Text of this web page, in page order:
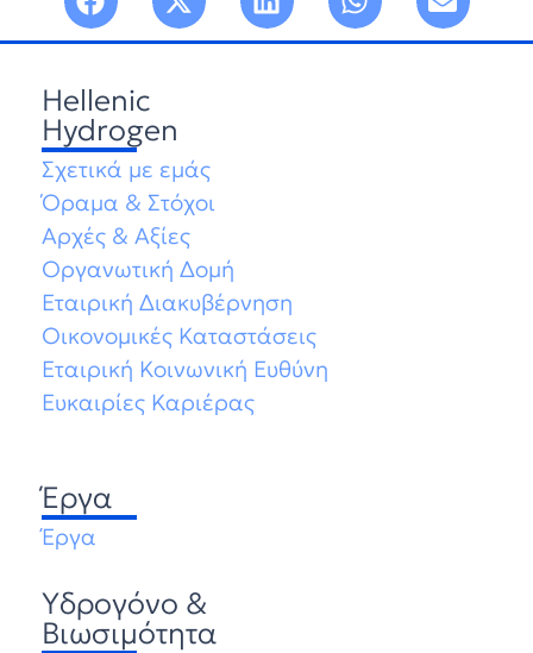
Hellenic
Hydrogen
Σχετικά με εμάς
Όραμα & Στόχοι
Αρχές & Αξίες
Οργανωτική Δομή
Εταιρική Διακυβέρνηση
Οικονομικές Καταστάσεις
Εταιρική Κοινωνική Ευθύνη
Ευκαιρίες Καριέρας
Έργα
Έργα
Υδρογόνο &
Βιωσιμότητα